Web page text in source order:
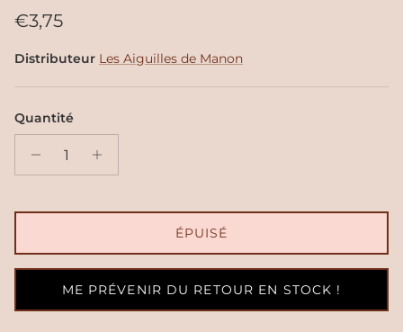
Prix habituel
€3,75
Distributeur Les Aiguilles de Manon
Quantité
ÉPUISÉ
ME PRÉVENIR DU RETOUR EN STOCK !